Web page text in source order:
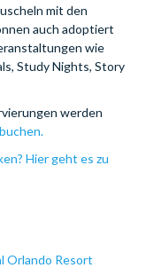
mit den
auch adoptiert
wie
Study Nights, Story
werden
Hier geht es zu
Orlando Resort